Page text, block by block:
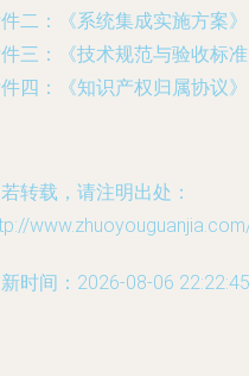
二：《系统集成实施方案》
三：《技术规范与验收标准
四：《知识产权归属协议》
转载，请注明出处：
时间：2026-08-06 22:22:45